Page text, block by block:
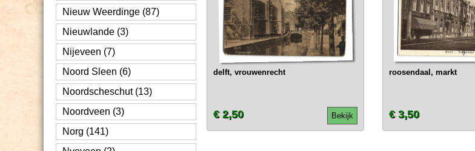
Nieuw Weerdinge (87)
Nieuwlande (3)
Nijeveen (7)
Noord Sleen (6)
Noordscheschut (13)
Noordveen (3)
Norg (141)
delft, vrouwenrecht
Bekijk
€ 2,50
roosendaal, markt
€ 3,50